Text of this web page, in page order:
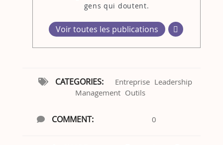
gens qui doutent.
Voir toutes les publications
CATEGORIES: Entreprise Leadership
Management Outils
COMMENT: 0